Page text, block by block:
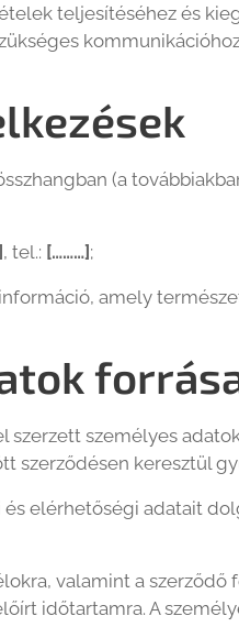
teljesítéséhez és
(a
, tel.: [………] ;
amely
szerzett személyes
szerződésen keresztül
és elérhetőségi adatait
valamint a
időtartamra. A